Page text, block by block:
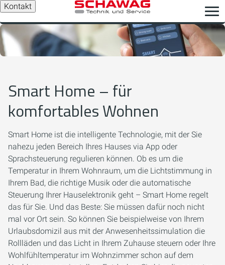
Kontakt
Smart Home – für
komfortables Wohnen
Smart Home ist die intelligente Technologie, mit der Sie
nahezu jeden Bereich Ihres Hauses via App oder
Sprachsteuerung regulieren können. Ob es um die
Temperatur in Ihrem Wohnraum, um die Lichtstimmung in
Ihrem Bad, die richtige Musik oder die automatische
Steuerung Ihrer Hauselektronik geht – Smart Home regelt
das für Sie. Und das Beste: Sie müssen dafür noch nicht
mal vor Ort sein. So können Sie beispielweise von Ihrem
Urlaubsdomizil aus mit der Anwesenheitssimulation die
Rollläden und das Licht in Ihrem Zuhause steuern oder Ihre
Wohlfühltemperatur im Wohnzimmer schon auf dem